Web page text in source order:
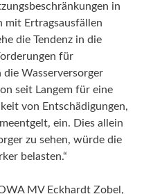
in
mit Ertragsausfällen
die Tendenz in die
für
die Wasserversorger
seit Langem für eine
von Entschädigungen,
ein. Dies allein
zu sehen, würde die
belasten.“
MV Eckhardt Zobel,